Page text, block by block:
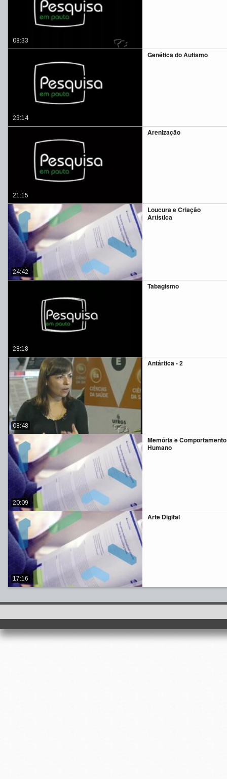
08:33
Genética do Autismo
23:14
Arenização
21:15
Loucura e Criação
Artística
24:42
Tabagismo
28:18
Antártica - 2
08:48
Memória e Comportamento
Humano
20:09
Arte Digital
17:16